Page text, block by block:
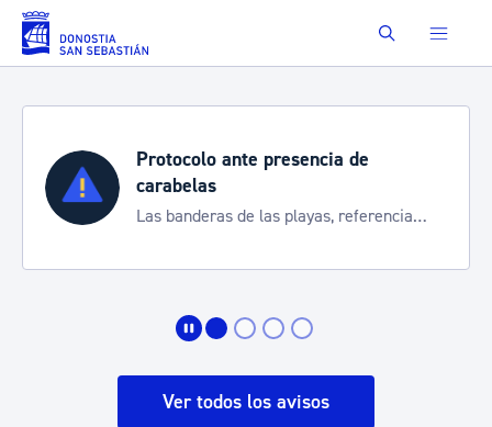
Saltar al contenido principal Buscar
Protocolo ante presencia de
carabelas
Las banderas de las playas, referencia
Ver todos los avisos